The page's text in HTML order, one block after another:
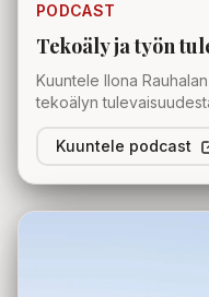
PODCAST
Tekoäly ja työn
Kuuntele Ilona
tekoälyn
Kuuntele podcast